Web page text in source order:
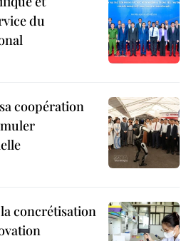
du
coopération
concrétisation